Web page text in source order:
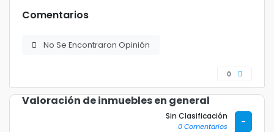
Comentarios
No Se Encontraron Opinión
0
Valoración de inmuebles en general
Sin Clasificación
0 Comentarios -